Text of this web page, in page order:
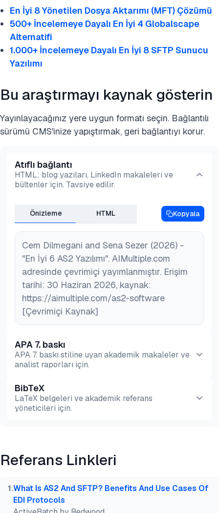
diğer formatların değişimi için kullanılır. Dosya
güvenliğini şifreleme yoluyla sağlar ve dijital
imzalar aracılığıyla kimliği doğrular. Ayrıca, alıcı
tarafından verilen imzalı makbuzlar, yasal olarak
geçerli inkâr edilemezlik kanıtı sağlar. Benzer
endüstrisinde güvenli veri değişimi için
tasarlanmıştır ve dosya sıkıştırma, şifreleme ve
dijital imzalar gibi özellikleri destekler.
En İyi 8 Yönetilen Dosya Aktarımı (MFT) Çözümü
500+ İncelemeye Dayalı En İyi 4 Globalscape
Alternatifi
1.000+ İncelemeye Dayalı En İyi 8 SFTP Sunucu
Yazılımı
Bu araştırmayı kaynak gösterin
Yayınlayacağınız yere uygun formatı seçin. Bağlantılı
sürümü CMS'inize yapıştırmak, geri bağlantıyı korur.
Atıflı bağlantı
HTML; blog yazıları, LinkedIn makaleleri ve
bültenler için. Tavsiye edilir.
Önizleme HTML Kopyala
Cem Dilmegani and Sena Sezer (2026) -
"En İyi 6 AS2 Yazılımı". AIMultiple.com
adresinde çevrimiçi yayımlanmıştır. Erişim
tarihi: 30 Haziran 2026, kaynak:
https://aimultiple.com/as2-software
[Çevrimiçi Kaynak]
APA 7. baskı
APA 7. baskı stiline uyan akademik makaleler ve
analist raporları için.
Önizleme HTML
BibTeX
LaTeX belgeleri ve akademik referans
yöneticileri için.
@misc{dilmegani2026,
  title  = {{En İyi 6 AS2 Yazılımı}},
  month  = jun,
Referans Linkleri
1.What Is AS2 And SFTP? Benefits And Use Cases Of
EDI Protocols